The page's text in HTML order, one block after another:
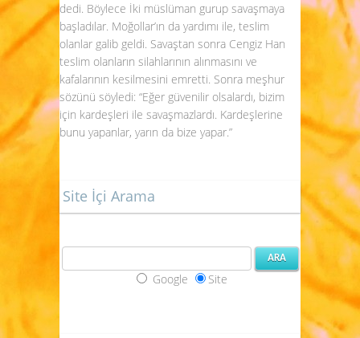
dedi. Böylece İki müslüman gurup savaşmaya
başladılar. Moğollar’ın da yardımı ile, teslim
olanlar galib geldi. Savaştan sonra Cengiz Han
teslim olanların silahlarının alınmasını ve
kafalarının kesilmesini emretti. Sonra meşhur
sözünü söyledi: “Eğer güvenilir olsalardı, bizim
için kardeşleri ile savaşmazlardı. Kardeşlerine
bunu yapanlar, yarın da bize yapar.”
Site İçi Arama
Google Site